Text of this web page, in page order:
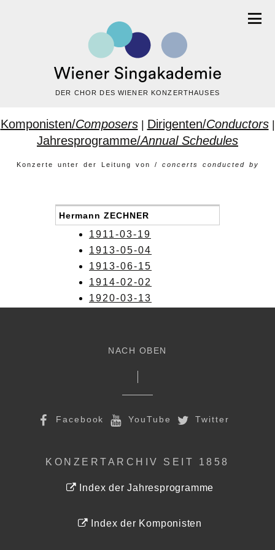
DER CHOR DES WIENER KONZERTHAUSES
Komponisten/Composers| Dirigenten/Conductors|
Jahresprogramme/Annual Schedules
Konzerte unter der Leitung von / concerts conducted by
Hermann ZECHNER
1911-03-19
1913-05-04
1913-06-15
1914-02-02
1920-03-13
NACH OBEN
Facebook YouTube Twitter
KONZERTARCHIV SEIT 1858
Index der Jahresprogramme
Index der Komponisten